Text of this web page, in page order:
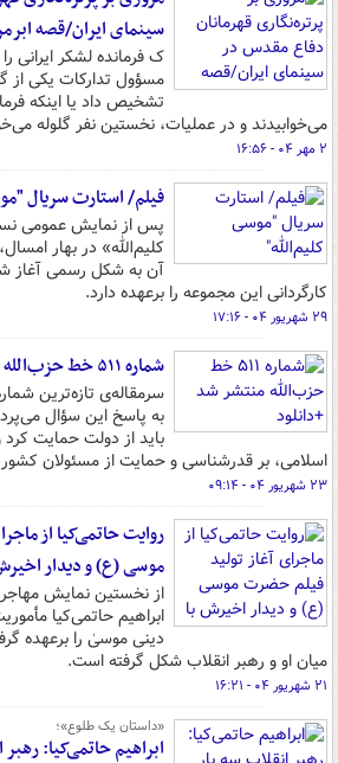
سینمای ایران/قصه
ک فرمانده ‌لشکر ایرانی
مسؤول تدارکات یکی از
تشخیص داد یا اینکه
می‌خوابیدند و در عملیات، نخستین نفر گلوله
۲ مهر ۰۴ - ۱۶:۵۶
فیلم/ استارت سریال
پس از نمایش عمومی
کلیم‌الله» در بهار
آن به شکل رسمی آغاز
کارگردانی این مجموعه را برعهده دارد.
۲۹ شهریور ۰۴ - ۱۷:۱۶
شماره ۵۱۱ خط حزب‌الله منتشر شد +دانلود
سرمقاله‌ی تازه‌ترین
به پاسخ این سؤال
باید از دولت حمایت کرد
اسلامی، بر قدرشناسی و حمایت از مسئولان
۲۳ شهریور ۰۴ - ۰۹:۱۴
روایت حاتمی‌کیا از
موسی (ع) و دیدار
ابراهیم حاتمی‌کیا
دینی موسیٰ را برعهده
میان او و رهبر انقلاب شکل گرفته است.
۲۱ شهریور ۰۴ - ۱۶:۲۱
«داستان یک طلوع»؛
ابراهیم حاتمی‌کیا: